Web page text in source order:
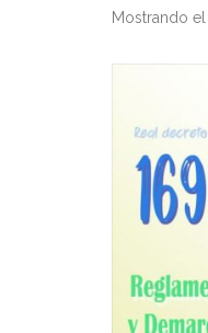
Mostrando